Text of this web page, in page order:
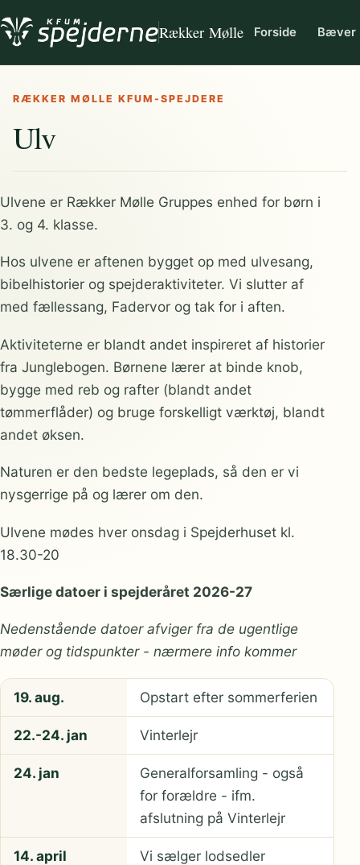
Rækker Mølle Forside Bæver
RÆKKER MØLLE KFUM-SPEJDERE
Ulv
Ulvene er Rækker Mølle Gruppes enhed for børn i
3. og 4. klasse.
Hos ulvene er aftenen bygget op med ulvesang,
bibelhistorier og spejderaktiviteter. Vi slutter af
med fællessang, Fadervor og tak for i aften.
Aktiviteterne er blandt andet inspireret af historier
fra Junglebogen. Børnene lærer at binde knob,
bygge med reb og rafter (blandt andet
tømmerflåder) og bruge forskelligt værktøj, blandt
andet øksen.
Naturen er den bedste legeplads, så den er vi
nysgerrige på og lærer om den.
Ulvene mødes hver onsdag i Spejderhuset kl.
18.30-20
Særlige datoer i spejderåret 2026-27
Nedenstående datoer afviger fra de ugentlige
møder og tidspunkter - nærmere info kommer
19. aug. Opstart efter sommerferien
22.-24. jan Vinterlejr
24. jan
Generalforsamling - også
for forældre - ifm.
afslutning på Vinterlejr
14. april Vi sælger lodsedler